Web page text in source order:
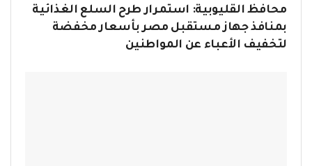
محافظ القليوبية: استمرار طرح السلع الغذائية
بمنافذ جهاز مستقبل مصر بأسعار مخفضة
لتخفيف الأعباء عن المواطنين